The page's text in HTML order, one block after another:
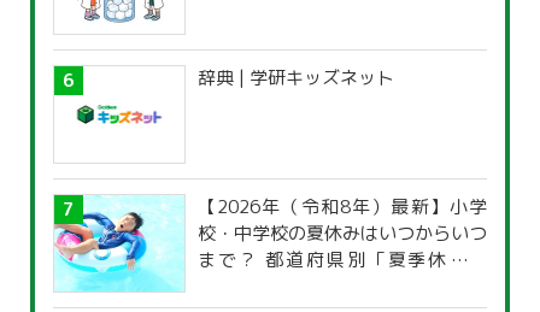
辞典 | 学研キッズネット
【2026年（令和8年）最新】小学
校・中学校の夏休みはいつからいつ
まで？ 都道府県別「夏季休暇一